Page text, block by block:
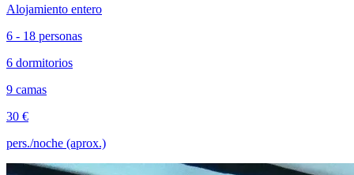
Alojamiento entero
6 - 18 personas
6 dormitorios
9 camas
30 €
pers./noche (aprox.)